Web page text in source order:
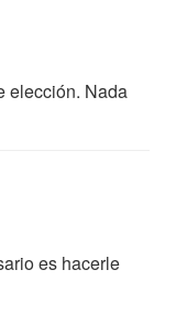
elección. Nada
es hacerle